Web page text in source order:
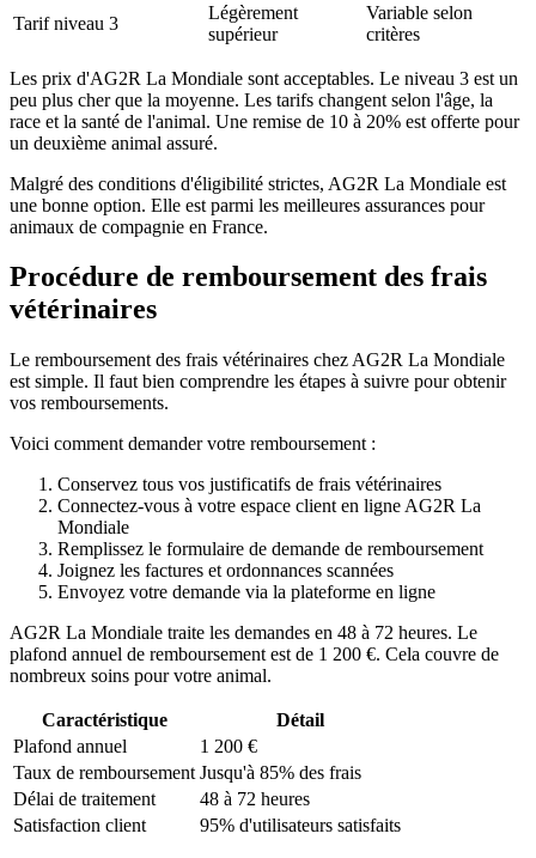
Tarif niveau 3
Légèrement
supérieur
Variable selon
critères
Les prix d'AG2R La Mondiale sont acceptables. Le niveau 3 est un
peu plus cher que la moyenne. Les tarifs changent selon l'âge, la
race et la santé de l'animal. Une remise de 10 à 20% est offerte pour
un deuxième animal assuré.
Malgré des conditions d'éligibilité strictes, AG2R La Mondiale est
une bonne option. Elle est parmi les meilleures assurances pour
animaux de compagnie en France.
Procédure de remboursement des frais
vétérinaires
Le remboursement des frais vétérinaires chez AG2R La Mondiale
est simple. Il faut bien comprendre les étapes à suivre pour obtenir
vos remboursements.
Voici comment demander votre remboursement :
Conservez tous vos justificatifs de frais vétérinaires
Connectez-vous à votre espace client en ligne AG2R La
Mondiale
Remplissez le formulaire de demande de remboursement
Joignez les factures et ordonnances scannées
Envoyez votre demande via la plateforme en ligne
AG2R La Mondiale traite les demandes en 48 à 72 heures. Le
plafond annuel de remboursement est de 1 200 €. Cela couvre de
nombreux soins pour votre animal.
Caractéristique
Détail
Plafond annuel
1 200 €
Taux de remboursement Jusqu'à 85% des frais
Délai de traitement
48 à 72 heures
Satisfaction client
95% d'utilisateurs satisfaits